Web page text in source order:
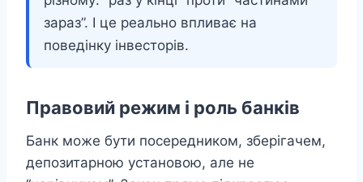
зараз”. І це реально впливає на
поведінку інвесторів.
Правовий режим і роль банків
Банк може бути посередником, зберігачем,
депозитарною установою, але не